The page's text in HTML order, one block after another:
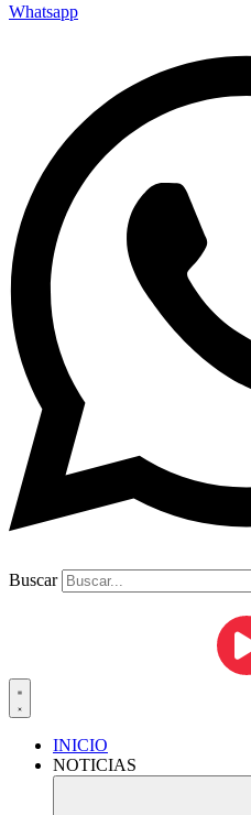
Whatsapp
Buscar
INICIO
NOTICIAS